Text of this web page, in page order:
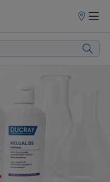
Точки
продажба